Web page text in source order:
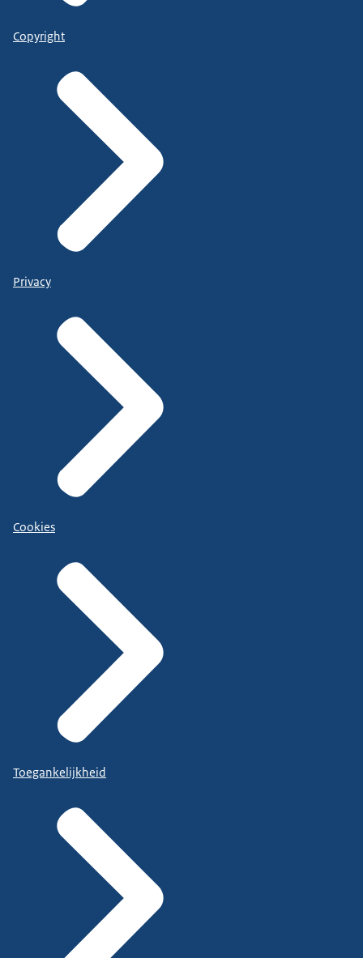
Copyright
Privacy
Cookies
Toegankelijkheid